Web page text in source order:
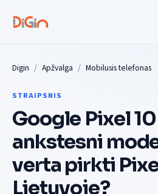
Digin Apžvalga Mobilusis telefonas
STRAIPSNIS
Google Pixel
ankstesni
verta pirkti
Lietuvoje?